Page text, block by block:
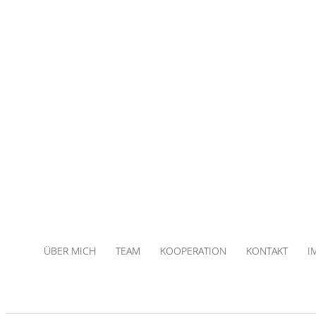
ÜBER MICH TEAM KOOPERATION KONTAKT